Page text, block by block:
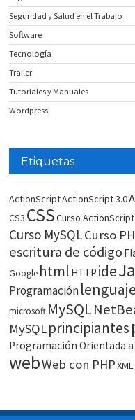
Seguridad y Salud en el Trabajo
Software
Tecnología
Trailer
Tutoriales y Manuales
Wordpress
Etiquetas
ActionScriptActionScript 3.0
CS3 CSSCurso
Curso MySQLCurso
escritura de código
Google html HTTP ide
Programación
microsoft MySQL
MySQLprincipiantes
Programación Orientada
webWeb con PHPXML